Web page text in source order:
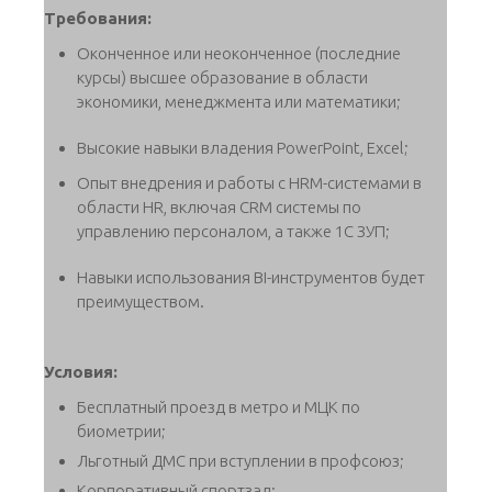
Требования:
Оконченное или неоконченное (последние
курсы) высшее образование в области
экономики, менеджмента или математики;
Высокие навыки владения PowerPoint, Excel;
Опыт внедрения и работы с HRM-системами в
области HR, включая CRM системы по
управлению персоналом, а также 1С ЗУП;
Навыки использования BI-инструментов будет
преимуществом.
Условия:
Бесплатный проезд в метро и МЦК по
биометрии;
Льготный ДМС при вступлении в профсоюз;